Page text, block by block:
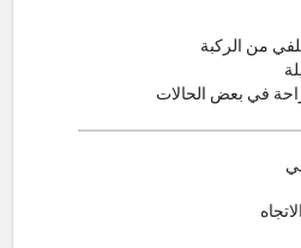
من الركبة
في بعض الحالات